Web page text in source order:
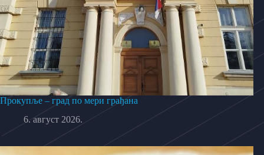
Прокупље – град по мери грађана
6. август 2026.